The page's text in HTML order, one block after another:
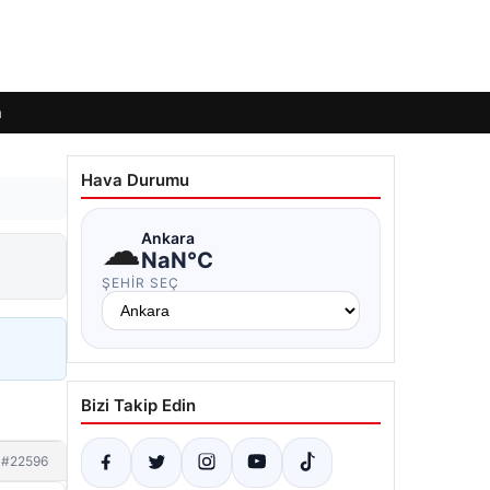
#22596
Hava Durumu
☁Ankara
NaN°C
ŞEHIR SEÇ
Bizi Takip Edin